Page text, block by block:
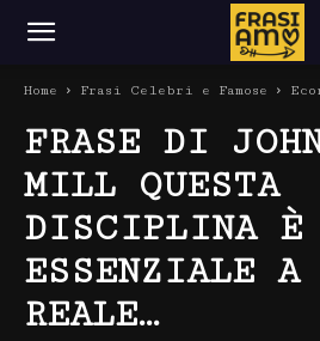
Home Frasi Celebri e Famose
FRASE DI
MILL QUESTA
DISCIPLINA È
ESSENZIALE A
REALE…